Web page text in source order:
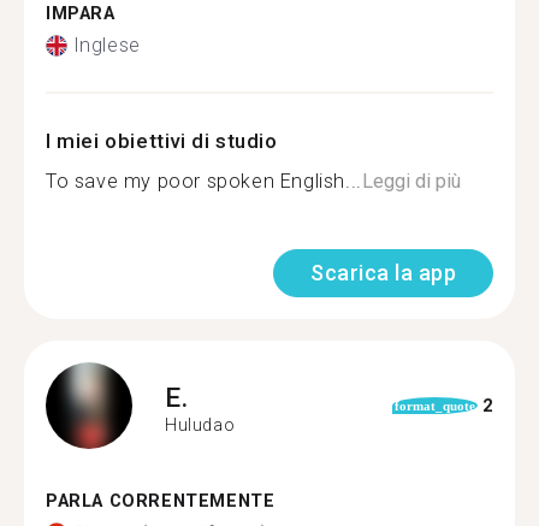
IMPARA
Inglese
I miei obiettivi di studio
To save my poor spoken English...Leggi di più
Scarica la app
E.
Huludao
format_quote 2
PARLA CORRENTEMENTE